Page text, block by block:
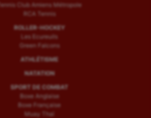
Tennis Club Amiens Métropole
RCA Tennis
ROLLER-HOCKEY
Les Ecureuils
Green Falcons
ATHLÉTISME
NATATION
SPORT DE COMBAT
Boxe Anglaise
Boxe Française
Muay Thaï